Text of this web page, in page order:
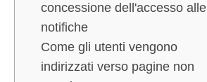
concessione dell'accesso alle
notifiche
Come gli utenti vengono
indirizzati verso pagine non